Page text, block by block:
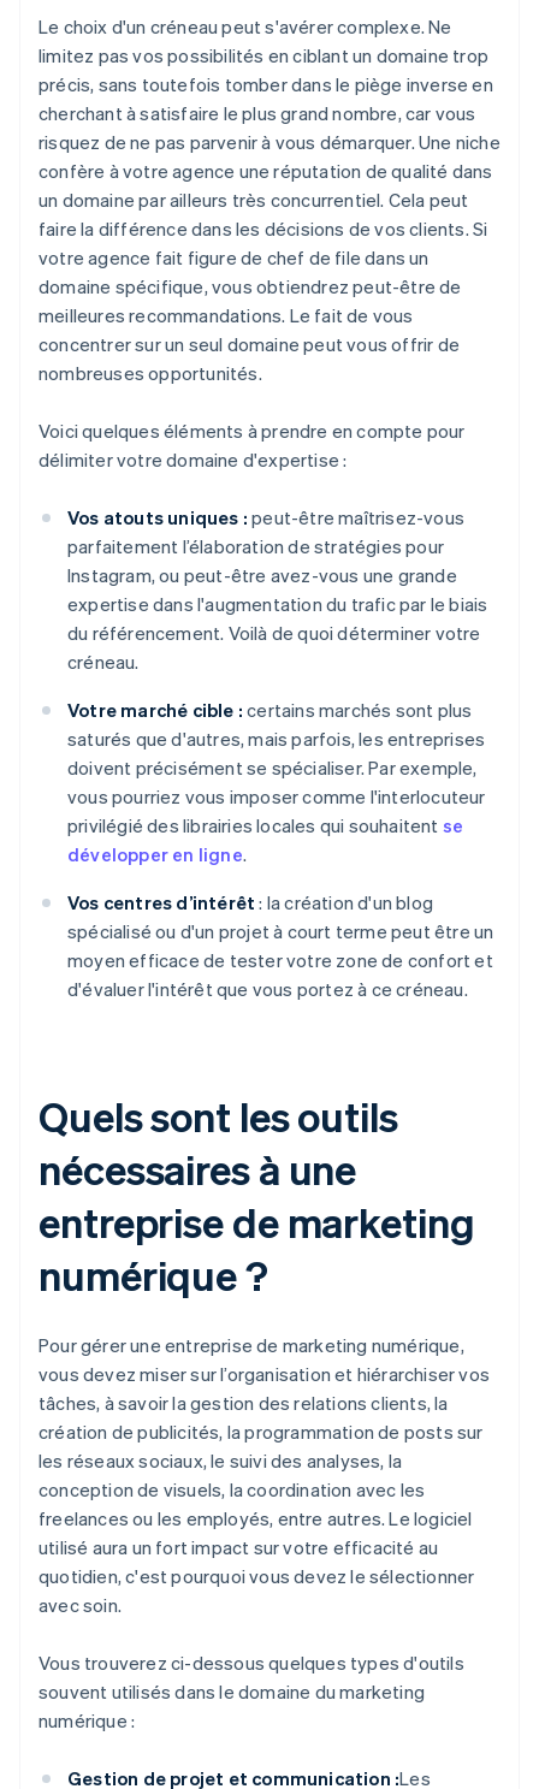
Le choix d'un créneau peut s'avérer complexe. Ne
limitez pas vos possibilités en ciblant un domaine trop
précis, sans toutefois tomber dans le piège inverse en
cherchant à satisfaire le plus grand nombre, car vous
risquez de ne pas parvenir à vous démarquer. Une niche
confère à votre agence une réputation de qualité dans
un domaine par ailleurs très concurrentiel. Cela peut
faire la différence dans les décisions de vos clients. Si
votre agence fait figure de chef de file dans un
domaine spécifique, vous obtiendrez peut-être de
meilleures recommandations. Le fait de vous
concentrer sur un seul domaine peut vous offrir de
nombreuses opportunités.
Voici quelques éléments à prendre en compte pour
délimiter votre domaine d'expertise :
Vos atouts uniques : peut-être maîtrisez-vous
parfaitement l’élaboration de stratégies pour
Instagram, ou peut-être avez-vous une grande
expertise dans l'augmentation du trafic par le biais
du référencement. Voilà de quoi déterminer votre
créneau.
Votre marché cible : certains marchés sont plus
saturés que d'autres, mais parfois, les entreprises
doivent précisément se spécialiser. Par exemple,
vous pourriez vous imposer comme l'interlocuteur
privilégié des librairies locales qui souhaitent se
développer en ligne.
Vos centres d’intérêt : la création d'un blog
spécialisé ou d'un projet à court terme peut être un
moyen efficace de tester votre zone de confort et
d'évaluer l'intérêt que vous portez à ce créneau.
Quels sont les outils
nécessaires à une
entreprise de marketing
numérique ?
Pour gérer une entreprise de marketing numérique,
vous devez miser sur l’organisation et hiérarchiser vos
tâches, à savoir la gestion des relations clients, la
création de publicités, la programmation de posts sur
les réseaux sociaux, le suivi des analyses, la
conception de visuels, la coordination avec les
freelances ou les employés, entre autres. Le logiciel
utilisé aura un fort impact sur votre efficacité au
quotidien, c'est pourquoi vous devez le sélectionner
avec soin.
Vous trouverez ci-dessous quelques types d'outils
souvent utilisés dans le domaine du marketing
numérique :
Gestion de projet et communication :Les